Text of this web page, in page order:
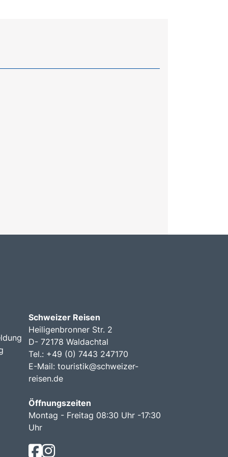
Schweizer Reisen
Heiligenbronner Str. 2
D- 72178 Waldachtal
Tel.: +49 (0) 7443 247170
E-Mail: touristik@schweizer-
reisen.de
Öffnungszeiten
Montag - Freitag 08:30 Uhr -17:30
Uhr